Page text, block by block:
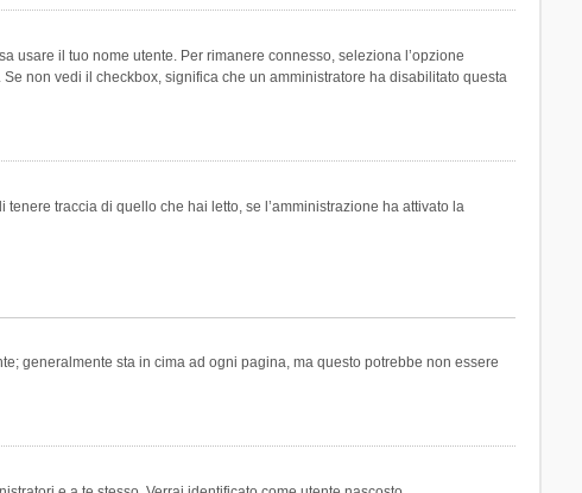
usare il tuo nome utente. Per rimanere connesso, seleziona l’opzione
non vedi il checkbox, significa che un amministratore ha disabilitato questa
traccia di quello che hai letto, se l’amministrazione ha attivato la
generalmente sta in cima ad ogni pagina, ma questo potrebbe non essere